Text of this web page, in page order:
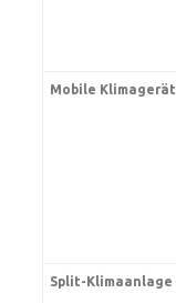
Mobile
Split-Klimaanlage